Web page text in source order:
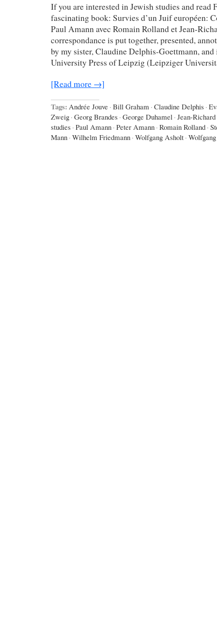
If you are interested in Jewish studies and read
fascinating book: Survies d’un Juif européen:
Paul Amann avec Romain Rolland et Jean-
correspondance is put together, presented,
by my sister, Claudine Delphis-Goettmann,
University Press of Leipzig (Leipziger
[Read more →]
Tags: Andrée Jouve · Bill Graham · Claudine Delphis ·
Zweig · Georg Brandes · George Duhamel · Jean-
studies · Paul Amann · Peter Amann · Romain Rolland ·
Mann · Wilhelm Friedmann · Wolfgang Asholt ·